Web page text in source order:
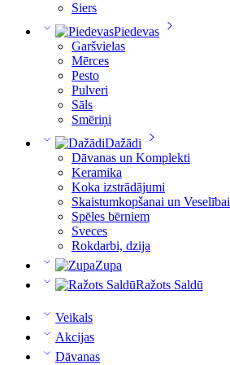
Siers
Piedevas
Garšvielas
Mērces
Pesto
Pulveri
Sāls
Smēriņi
Dažādi
Dāvanas un Komplekti
Keramika
Koka izstrādājumi
Skaistumkopšanai un Veselībai
Spēles bērniem
Sveces
Rokdarbi, dzija
Zupa
Ražots Saldū
Veikals
Akcijas
Dāvanas